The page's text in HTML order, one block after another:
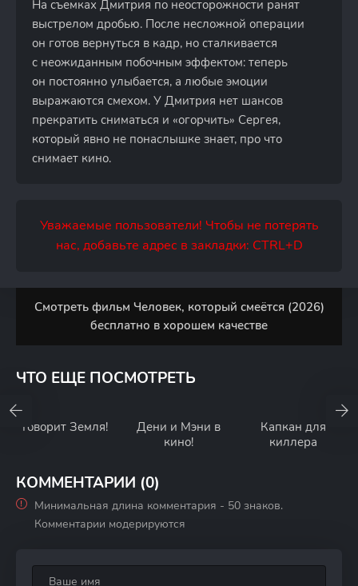
На съемках Дмитрия по неосторожности ранят
выстрелом дробью. После несложной операции
он готов вернуться в кадр, но сталкивается
с неожиданным побочным эффектом: теперь
он постоянно улыбается, а любые эмоции
выражаются смехом. У Дмитрия нет шансов
прекратить сниматься и «огорчить» Сергея,
который явно не понаслышке знает, про что
снимает кино.
Уважаемые пользователи! Чтобы не потерять
нас, добавьте адрес в закладки: CTRL+D
Смотреть фильм Человек, который смеётся (2026)
бесплатно в хорошем качестве
ЧТО ЕЩЕ ПОСМОТРЕТЬ
Говорит Земля!
Дени и Мэни в
кино!
Капкан для
киллера
КОММЕНТАРИИ (0)
Минимальная длина комментария - 50 знаков.
Комментарии модерируются